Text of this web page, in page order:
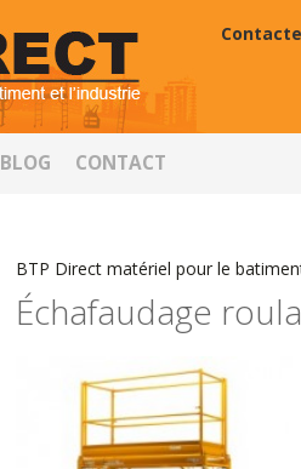
BLOG CONTACT
BTP Direct matériel pour le
Échafaudage